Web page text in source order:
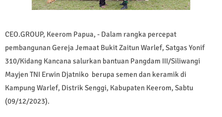
CEO.GROUP, Keerom Papua, - Dalam rangka percepat
pembangunan Gereja Jemaat Bukit Zaitun Warlef, Satgas Yonif
310/Kidang Kancana salurkan bantuan Pangdam III/Siliwangi
Mayjen TNI Erwin Djatniko berupa semen dan keramik di
Kampung Warlef, Distrik Senggi, Kabupaten Keerom, Sabtu
(09/12/2023).